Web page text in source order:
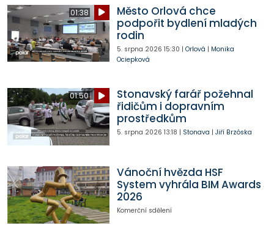
01:38
Město Orlová chce
podpořit bydlení mladých
rodin
5. srpna 2026 15:30 | Orlová | Monika
Ociepková
01:50
Stonavský farář požehnal
řidičům i dopravním
prostředkům
5. srpna 2026 13:18 | Stonava | Jiří Brzóska
Vánoční hvězda HSF
System vyhrála BIM Awards
2026
Komerční sdělení